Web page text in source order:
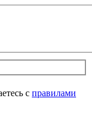
с правилами